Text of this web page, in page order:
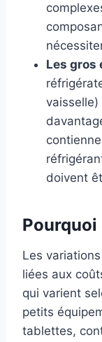
Les gros
doivent
Les
liées aux
qui varient
petits
tablettes,